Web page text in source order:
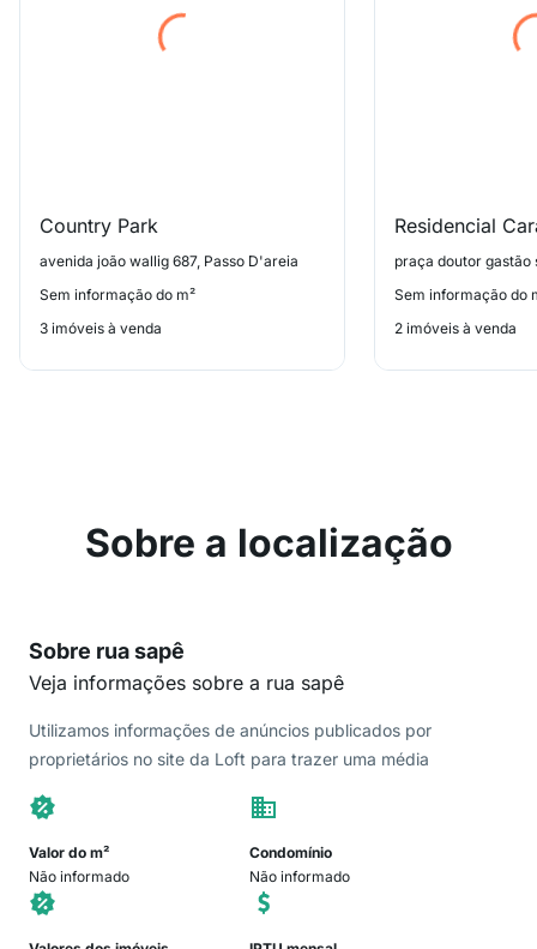
Country Park
avenida joão wallig 687, Passo D'areia
Sem informação do m²
3 imóveis à venda
Residencial
Sem informação do
2 imóveis à venda
Sobre a localização
Sobre rua sapê
Veja informações sobre a rua sapê
Utilizamos informações de anúncios publicados por
proprietários no site da Loft para trazer uma média
Valor do m²
Não informado
Condomínio
Não informado